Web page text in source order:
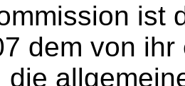
ist
dem von
die